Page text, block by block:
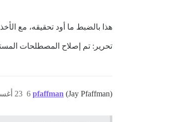
هذا بالضبط ما أود تحقيقه، مع
تحرير: تم إصلاح المصطلحات
pfaffman (Jay Pfaffman) 23 أغسطس 2024، 7:40م 6